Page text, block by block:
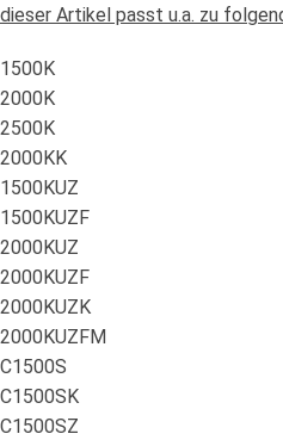
dieser Artikel passt u.a. zu
1500K
2000K
2500K
2000KK
1500KUZ
1500KUZF
2000KUZ
2000KUZF
2000KUZK
2000KUZFM
C1500S
C1500SK
C1500SZ